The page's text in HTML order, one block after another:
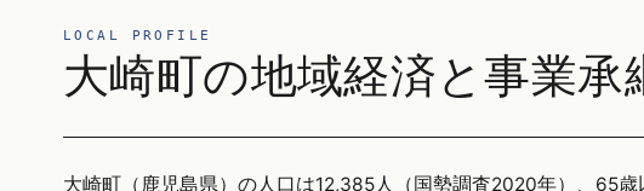
LOCAL PROFILE
大崎町の地域経済と事業承
大崎町（鹿児島県）の人口は12,385人（国勢調査2020年）、65